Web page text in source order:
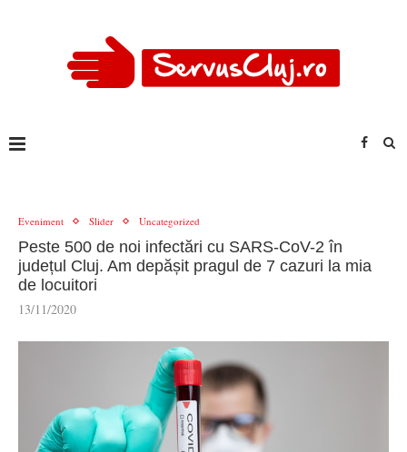
Eveniment Slider Uncategorized
Peste 500 de noi infectări cu SARS-CoV-2 în
județul Cluj. Am depășit pragul de 7 cazuri la mia
de locuitori
13/11/2020